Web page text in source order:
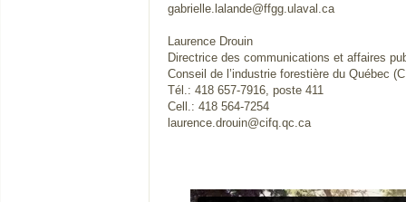
gabrielle.lalande@ffgg.ulaval.ca
Laurence Drouin
Directrice des communications et affaires
Conseil de l’industrie forestière du Québec
Tél.: 418 657-7916, poste 411
Cell.: 418 564-7254
laurence.drouin@cifq.qc.ca